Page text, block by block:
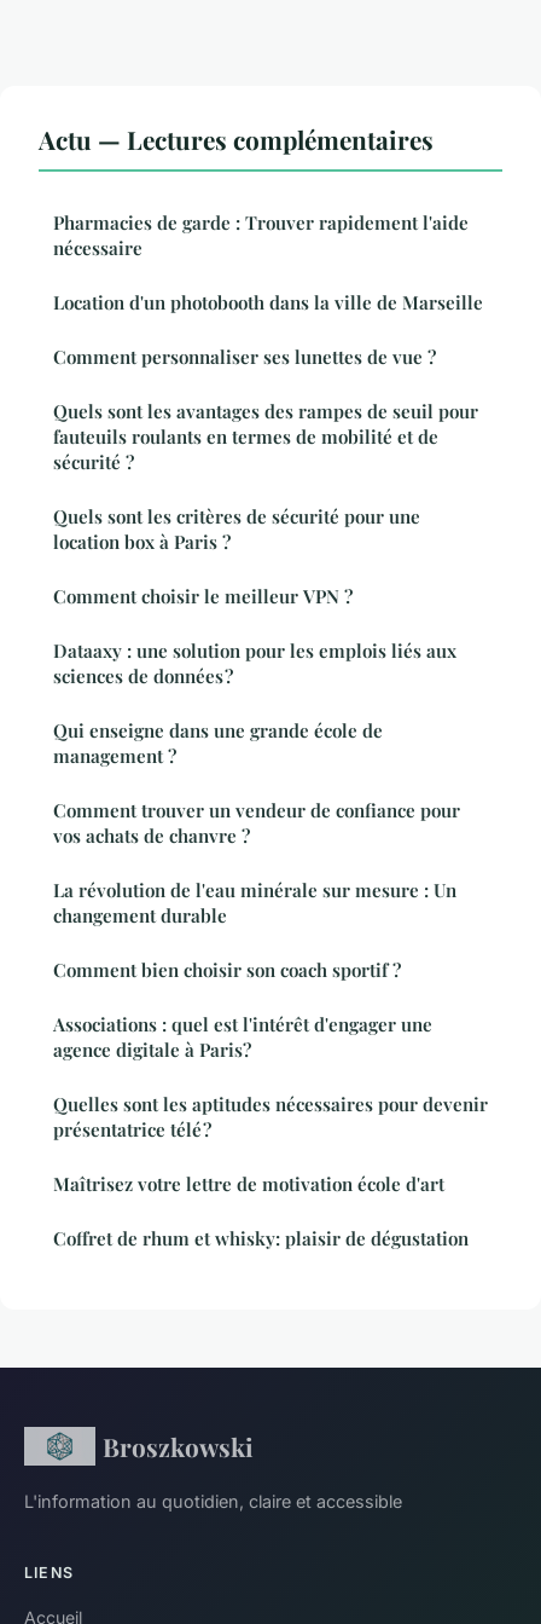
Actu — Lectures complémentaires
Pharmacies de garde : Trouver rapidement l'aide
nécessaire
Location d'un photobooth dans la ville de Marseille
Comment personnaliser ses lunettes de vue ?
Quels sont les avantages des rampes de seuil pour
fauteuils roulants en termes de mobilité et de
sécurité ?
Quels sont les critères de sécurité pour une
location box à Paris ?
Comment choisir le meilleur VPN ?
Dataaxy : une solution pour les emplois liés aux
sciences de données ?
Qui enseigne dans une grande école de
management ?
Comment trouver un vendeur de confiance pour
vos achats de chanvre ?
La révolution de l'eau minérale sur mesure : Un
changement durable
Comment bien choisir son coach sportif ?
Associations : quel est l'intérêt d'engager une
agence digitale à Paris?
Quelles sont les aptitudes nécessaires pour devenir
présentatrice télé ?
Maîtrisez votre lettre de motivation école d'art
Coffret de rhum et whisky: plaisir de dégustation
Broszkowski
L'information au quotidien, claire et accessible
LIENS
Accueil